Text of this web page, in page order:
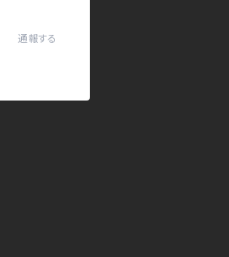
通報する